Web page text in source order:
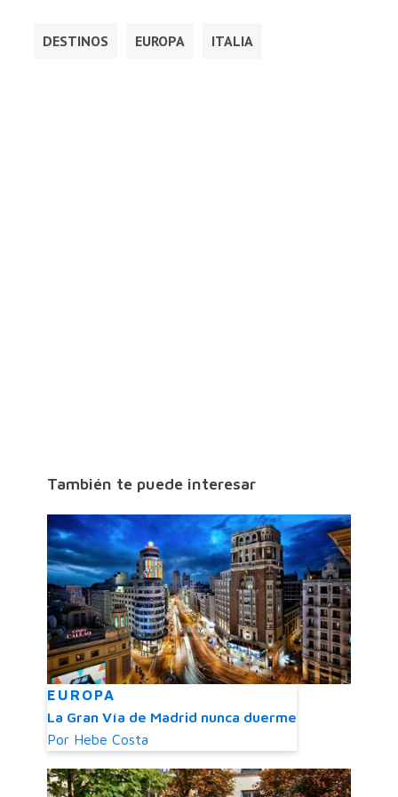
DESTINOS EUROPA ITALIA
También te puede interesar
EUROPA
La Gran Vía de Madrid nunca duerme
Por Hebe Costa